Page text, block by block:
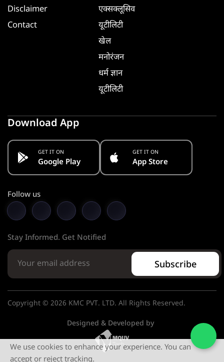
Disclaimer
Contact
एक्सक्लूसिव
यूटीलिटी
खेल
मनोरंजन
धर्म ज्ञान
यूटीलिटी
Download App
GET IT ON
Google Play
GET IT ON
App Store
Follow us
Stay Informed. Get Notified
Subscribe
Copyright © 2026 KMC PVT. LTD. All Rights Reserved.
Designed & Developed by
We use cookies to enhance your experience. You can
accept or reject tracking.